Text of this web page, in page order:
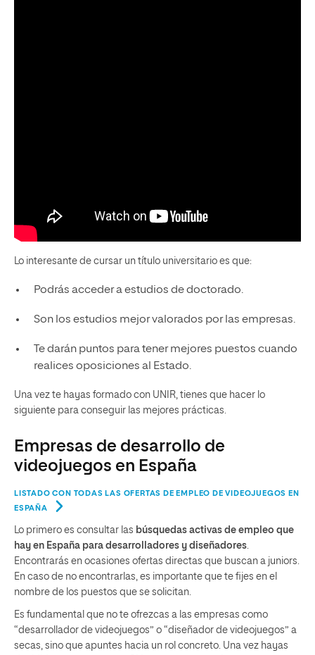
Lo interesante de cursar un título universitario es que:
Podrás acceder a estudios de doctorado.
Son los estudios mejor valorados por las empresas.
Te darán puntos para tener mejores puestos cuando
realices oposiciones al Estado.
Una vez te hayas formado con UNIR, tienes que hacer lo
siguiente para conseguir las mejores prácticas.
Empresas de desarrollo de
videojuegos en España
LISTADO CON TODAS LAS OFERTAS DE EMPLEO DE VIDEOJUEGOS EN
ESPAÑA
Lo primero es consultar las búsquedas activas de empleo que
hay en España para desarrolladores y diseñadores
Encontrarás en ocasiones ofertas directas que buscan a juniors.
En caso de no encontrarlas, es importante que te fijes en el
nombre de los puestos que se solicitan.
Es fundamental que no te ofrezcas a las empresas como
“desarrollador de videojuegos” o “diseñador de videojuegos” a
secas, sino que apuntes hacia un rol concreto. Una vez hayas